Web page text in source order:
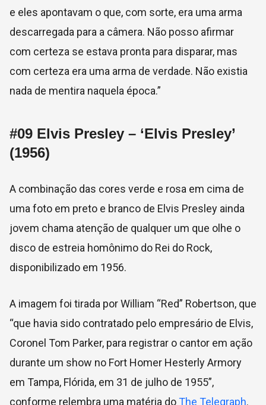
e eles apontavam o que, com sorte, era uma arma
descarregada para a câmera. Não posso afirmar
com certeza se estava pronta para disparar, mas
com certeza era uma arma de verdade. Não existia
nada de mentira naquela época.”
#09 Elvis Presley – ‘Elvis Presley’
(1956)
A combinação das cores verde e rosa em cima de
uma foto em preto e branco de Elvis Presley ainda
jovem chama atenção de qualquer um que olhe o
disco de estreia homônimo do Rei do Rock,
disponibilizado em 1956.
A imagem foi tirada por William “Red” Robertson, que
“que havia sido contratado pelo empresário de Elvis,
Coronel Tom Parker, para registrar o cantor em ação
durante um show no Fort Homer Hesterly Armory
em Tampa, Flórida, em 31 de julho de 1955”,
conforme relembra uma matéria doThe Telegraph.